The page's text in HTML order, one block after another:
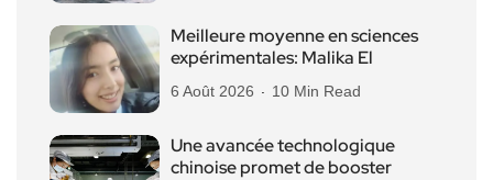
Meilleure moyenne en sciences
expérimentales: Malika El
6 Août 2026 10 Min Read
Une avancée technologique
chinoise promet de booster